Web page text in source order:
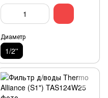
Диаметр
1/2''